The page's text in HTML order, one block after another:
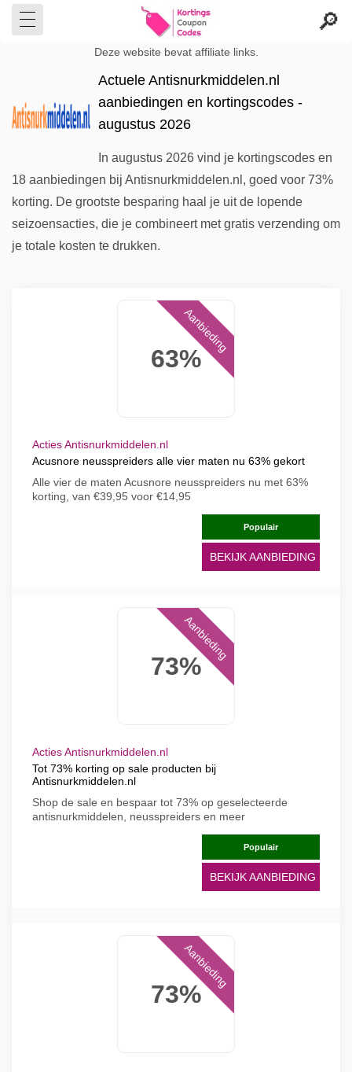
Deze website bevat affiliate links.
Actuele Antisnurkmiddelen.nl
aanbiedingen en kortingscodes -
augustus 2026
In augustus 2026 vind je kortingscodes en
18 aanbiedingen bij Antisnurkmiddelen.nl, goed voor 73%
korting. De grootste besparing haal je uit de lopende
seizoensacties, die je combineert met gratis verzending om
je totale kosten te drukken.
63%
Aanbieding
Acties Antisnurkmiddelen.nl
Acusnore neusspreiders alle vier maten nu 63% gekort
Alle vier de maten Acusnore neusspreiders nu met 63%
korting, van €39,95 voor €14,95
Populair
BEKIJK AANBIEDING
73%
Aanbieding
Acties Antisnurkmiddelen.nl
Tot 73% korting op sale producten bij
Antisnurkmiddelen.nl
Shop de sale en bespaar tot 73% op geselecteerde
antisnurkmiddelen, neusspreiders en meer
Populair
BEKIJK AANBIEDING
73%
Aanbieding